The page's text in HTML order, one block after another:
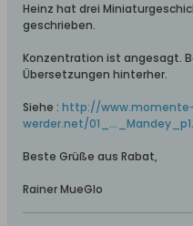
Heinz hat drei
geschrieben.
Konzentration ist angesagt.
Übersetzungen hinterher.
Siehe : http://
werder.net/
Beste Grüße aus Rabat,
Rainer MueGlo